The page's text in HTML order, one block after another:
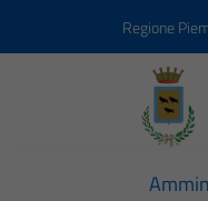
Regione